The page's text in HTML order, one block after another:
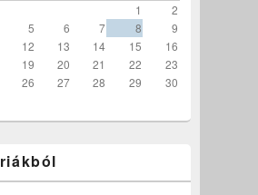
1
2
5 6 7 8
9
12 13 14 15
16
19 20 21 22
23
26 27 28 29
30